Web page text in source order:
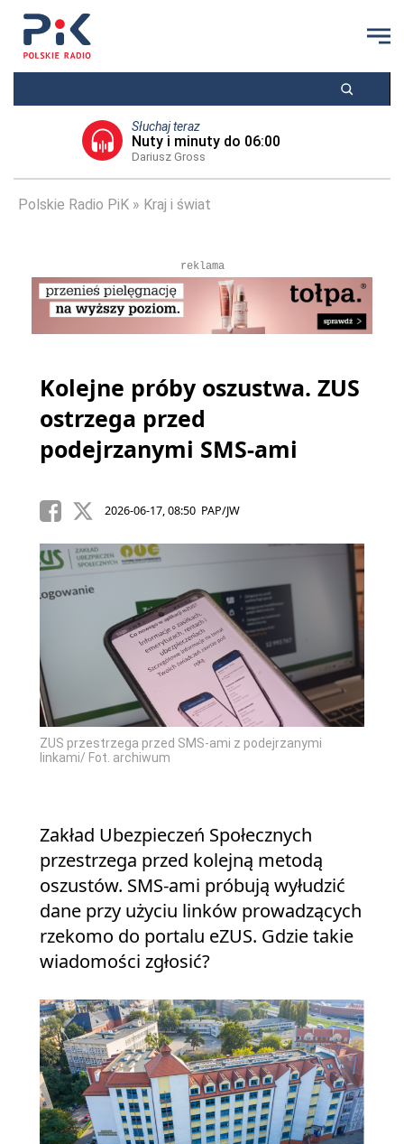
Słuchaj teraz
Nuty i minuty do 06:00
Dariusz Gross
Polskie Radio PiK Kraj i świat
reklama
Kolejne próby oszustwa. ZUS
ostrzega przed
podejrzanymi SMS-ami
2026-06-17, 08:50 PAP/JW
ZUS przestrzega przed SMS-ami z podejrzanymi
linkami/ Fot. archiwum
Zakład Ubezpieczeń Społecznych
przestrzega przed kolejną metodą
oszustów. SMS-ami próbują wyłudzić
dane przy użyciu linków prowadzących
rzekomo do portalu eZUS. Gdzie takie
wiadomości zgłosić?